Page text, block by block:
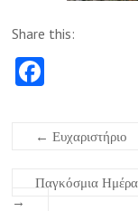
Share this:
b
o
← Ευχαριστήριο
Παγκόσμια
→